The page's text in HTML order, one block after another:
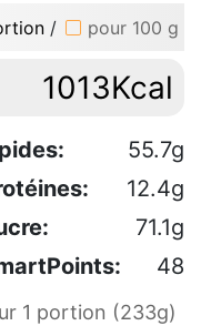
/ pour 100 g
1013Kcal
55.7g
12.4g
71.1g
48
1 portion (233g)